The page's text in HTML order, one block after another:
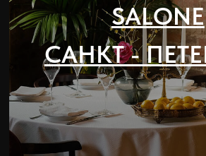
АТЕЛЬЕ
Tapas & Bar